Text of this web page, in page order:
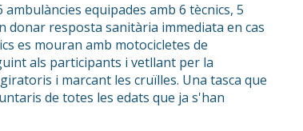
equipades amb 6 tècnics, 5
donar resposta sanitària immediata en cas
es mouran amb motocicletes de
als participants i vetllant per la
i marcant les cruïlles. Una tasca que
de totes les edats que ja s'han